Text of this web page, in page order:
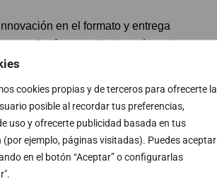
cookies propias y de terceros para ofrecerte la
posible al recordar tus preferencias,
uso y ofrecerte publicidad basada en tus
ejemplo, páginas visitadas). Puedes aceptar
en el botón “Aceptar” o configurarlas
en el formato y entrega
megafonía, cumpliendo así con los
que para la dirección de la
de Madrid, ya que es uno
del viaje, lema de la Feria
medio exterior al ser un
en innovación y